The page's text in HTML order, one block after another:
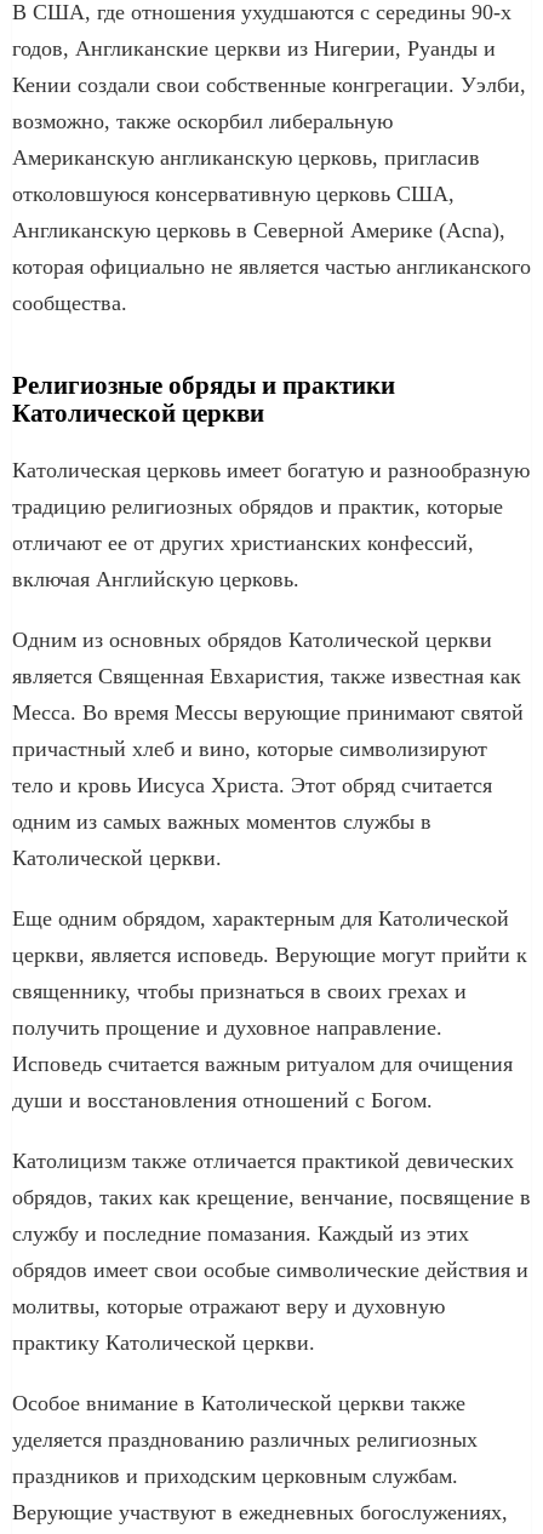
В США, где отношения ухудшаются с середины 90-х
годов, Англиканские церкви из Нигерии, Руанды и
Кении создали свои собственные конгрегации. Уэлби,
возможно, также оскорбил либеральную
Американскую англиканскую церковь, пригласив
отколовшуюся консервативную церковь США,
Англиканскую церковь в Северной Америке (Acna),
которая официально не является частью англиканского
сообщества.
Религиозные обряды и практики
Католической церкви
Католическая церковь имеет богатую и разнообразную
традицию религиозных обрядов и практик, которые
отличают ее от других христианских конфессий,
включая Английскую церковь.
Одним из основных обрядов Католической церкви
является Священная Евхаристия, также известная как
Месса. Во время Мессы верующие принимают святой
причастный хлеб и вино, которые символизируют
тело и кровь Иисуса Христа. Этот обряд считается
одним из самых важных моментов службы в
Католической церкви.
Еще одним обрядом, характерным для Католической
церкви, является исповедь. Верующие могут прийти к
священнику, чтобы признаться в своих грехах и
получить прощение и духовное направление.
Исповедь считается важным ритуалом для очищения
души и восстановления отношений с Богом.
Католицизм также отличается практикой девических
обрядов, таких как крещение, венчание, посвящение в
службу и последние помазания. Каждый из этих
обрядов имеет свои особые символические действия и
молитвы, которые отражают веру и духовную
практику Католической церкви.
Особое внимание в Католической церкви также
уделяется празднованию различных религиозных
праздников и приходским церковным службам.
Верующие участвуют в ежедневных богослужениях,